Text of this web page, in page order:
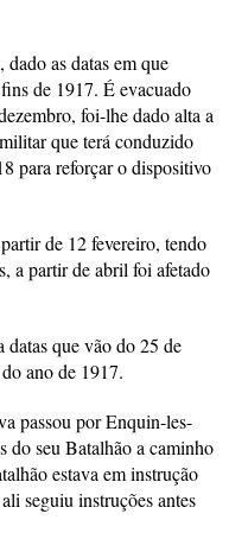
as datas em que
de 1917. É evacuado
foi-lhe dado alta a
que terá conduzido
para reforçar o dispositivo
de 12 fevereiro, tendo
a partir de abril foi afetado
datas que vão do 25 de
ano de 1917.
passou por Enquin-les-
do seu Batalhão a caminho
estava em instrução
seguiu instruções antes